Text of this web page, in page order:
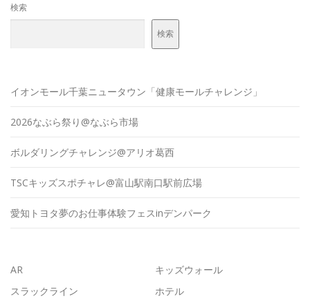
検索
検索
イオンモール千葉ニュータウン「健康モールチャレンジ」
2026なぶら祭り@なぶら市場
ボルダリングチャレンジ@アリオ葛西
TSCキッズスポチャレ@富山駅南口駅前広場
愛知トヨタ夢のお仕事体験フェスinデンパーク
AR
キッズウォール
スラックライン
ホテル